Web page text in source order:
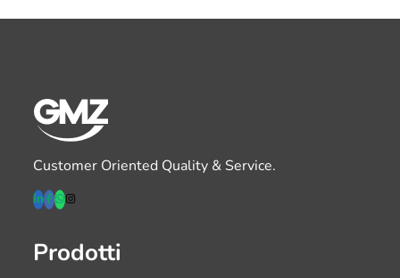
Customer Oriented Quality & Service.
Prodotti